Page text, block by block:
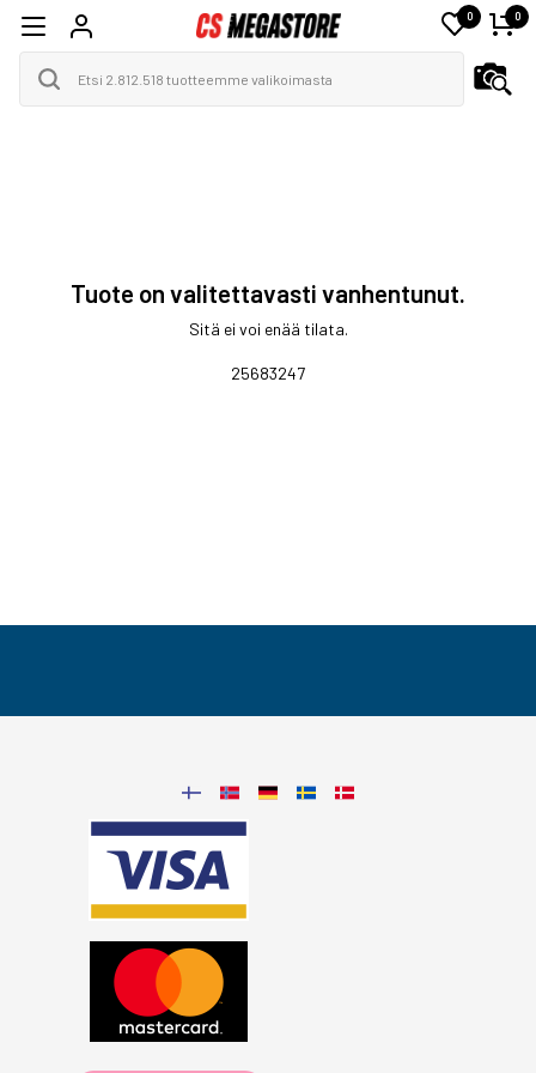
0 0
Tuote on valitettavasti vanhentunut.
Sitä ei voi enää tilata.
25683247